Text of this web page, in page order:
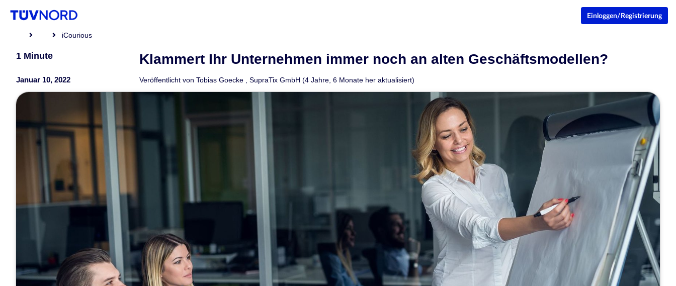
Einloggen/Registrierung
iCourious
1 Minute
Januar 10, 2022
Klammert Ihr Unternehmen immer noch an alten Geschäftsmodellen?
Veröffentlicht vonTobias Goecke ,SupraTix GmbH (4 Jahre, 6 Monate her aktualisiert)